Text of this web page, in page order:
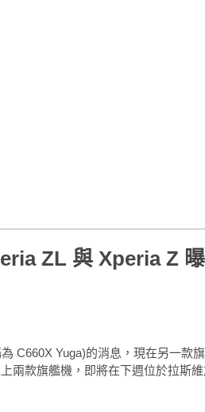
ZL 與 Xperia Z
C660X Yuga)的消息，現在另一款
兩款旗艦機，即將在下週位於拉斯